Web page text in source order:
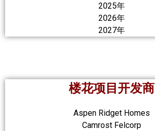
2025年
2026年
2027年
楼花项目开发商
Aspen Ridget Homes
Camrost Felcorp